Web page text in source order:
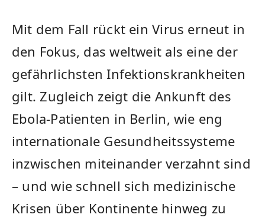
Mit dem Fall rückt ein Virus erneut in
den Fokus, das weltweit als eine der
gefährlichsten Infektionskrankheiten
gilt. Zugleich zeigt die Ankunft des
Ebola-Patienten in Berlin, wie eng
internationale Gesundheitssysteme
inzwischen miteinander verzahnt sind
– und wie schnell sich medizinische
Krisen über Kontinente hinweg zu